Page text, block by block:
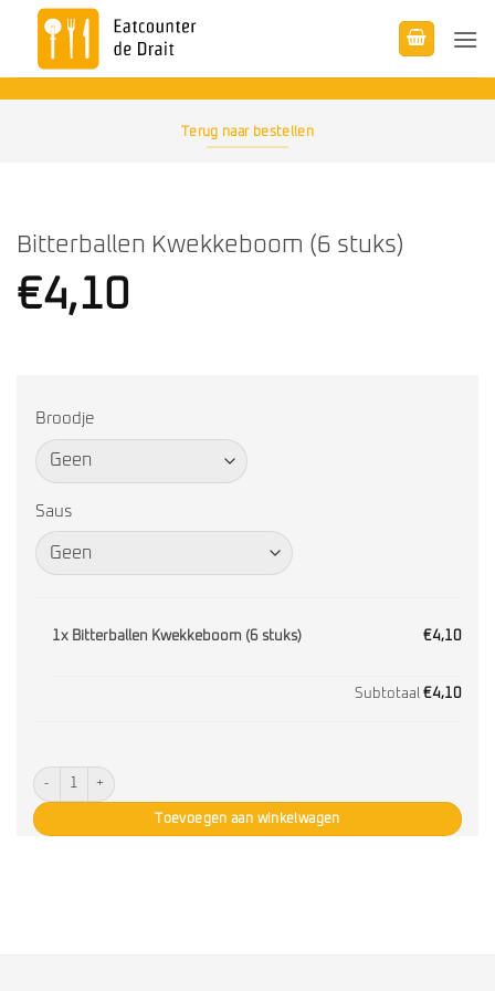
inhoud
Terug naar bestellen
Bitterballen Kwekkeboom (6 stuks)
€4,10
Broodje
Saus
1x Bitterballen Kwekkeboom (6 stuks) €4,10
Subtotaal €4,10
Bitterballen Kwekkeboom (6 stuks) aantal
Toevoegen aan winkelwagen